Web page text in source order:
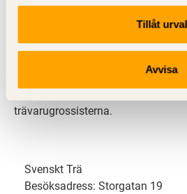
Tillåt urval
Avvisa
Svenskt Trä representerar svensk
och är en del av
svensk limträ-, KL-trä- och
trävarugrossisterna.
Svenskt Trä
Besöksadress: Storgatan 19